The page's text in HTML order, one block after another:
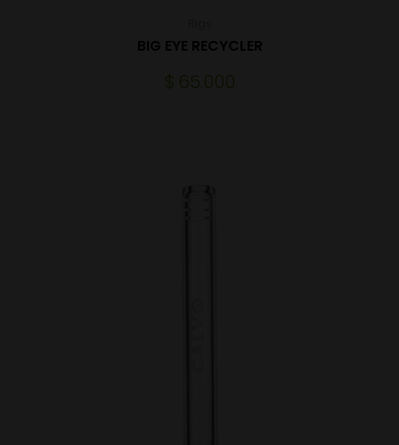
BIG EYE RECYCLER
$ 65.000